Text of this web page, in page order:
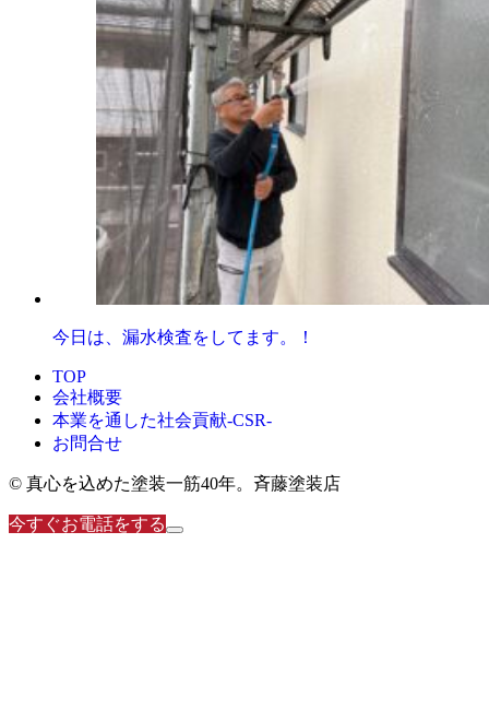
今日は、漏水検査をしてます。！
TOP
会社概要
本業を通した社会貢献-CSR-
お問合せ
© 真心を込めた塗装一筋40年。斉藤塗装店
今すぐお電話をする